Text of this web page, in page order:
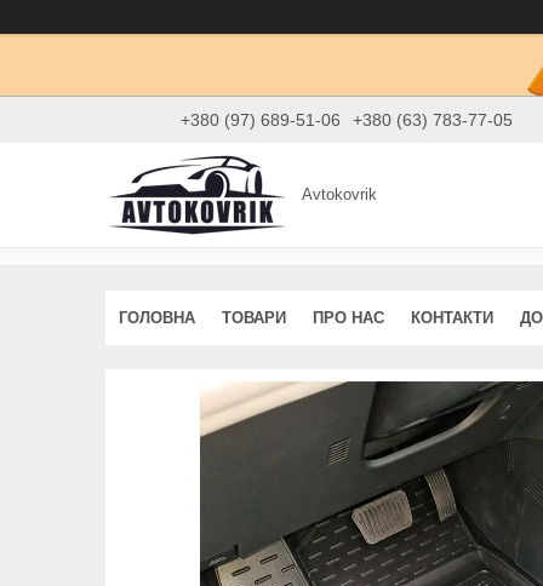
+380 (97) 689-51-06 +380 (63) 783-77-05
Avtokovrik
ГОЛОВНА ТОВАРИ ПРО НАС КОНТАКТИ